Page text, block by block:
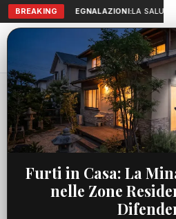
BREAKING SEGNALAZIONI:LA SALUTE
Aranova • NET
PORTALE UTILE AL TERRITORIO
Cronaca Concerto di Ultimo,
CRONACA
Concerto di Ultimo,
(Tor Vergata):
alla società"
Furti in Casa: La
nelle Zone